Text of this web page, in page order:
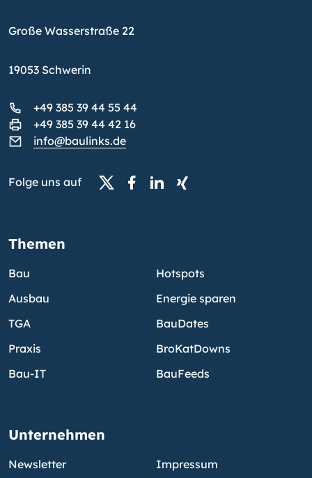
Große Wasserstraße 22
19053 Schwerin
+49 385 39 44 55 44
+49 385 39 44 42 16
info@baulinks.de
Folge uns auf
Themen
Bau
Ausbau
TGA
Praxis
Bau-IT
Hotspots
Energie sparen
BauDates
BroKatDowns
BauFeeds
Unternehmen
Newsletter
Impressum